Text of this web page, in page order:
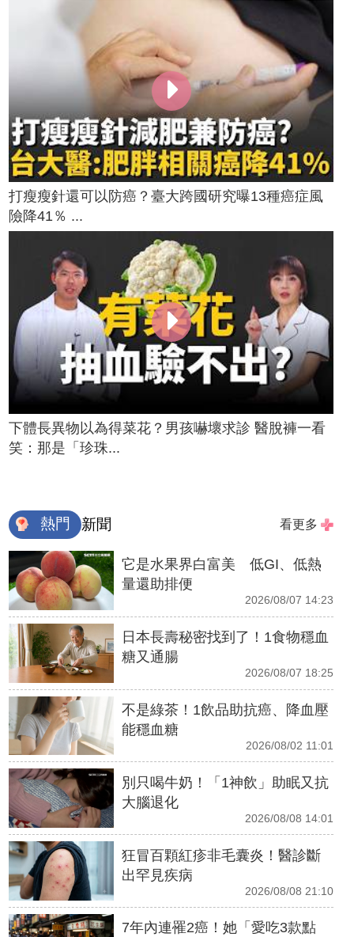
打瘦瘦針還可以防癌？臺大跨國研究曝13種癌症風
險降41％ ...
下體長異物以為得菜花？男孩嚇壞求診 醫脫褲一看
笑：那是「珍珠...
熱門 新聞 看更多
它是水果界白富美 低GI、低熱
量還助排便
2026/08/07 14:23
日本長壽秘密找到了！1食物穩血
糖又通腸
2026/08/07 18:25
不是綠茶！1飲品助抗癌、降血壓
能穩血糖
2026/08/02 11:01
別只喝牛奶！「1神飲」助眠又抗
大腦退化
2026/08/08 14:01
狂冒百顆紅疹非毛囊炎！醫診斷
出罕見疾病
2026/08/08 21:10
7年內連罹2癌！她「愛吃3款點